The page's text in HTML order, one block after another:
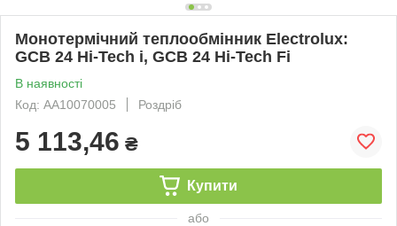
Монотермічний теплообмінник Electrolux:
GCB 24 Hi-Tech i, GCB 24 Hi-Tech Fi
В наявності
Код: AA10070005
Роздріб
5 113,46 ₴
Купити
або